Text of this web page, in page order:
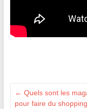
← Quels sont les
pour faire du